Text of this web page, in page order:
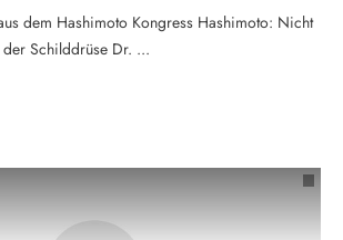
dem Hashimoto Kongress Hashimoto: Nicht
Schilddrüse Dr. ...